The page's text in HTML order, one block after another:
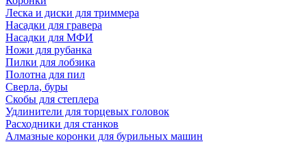
Леска и диски для триммера
Насадки для гравера
Насадки для МФИ
Ножи для рубанка
Пилки для лобзика
Полотна для пил
Сверла, буры
Скобы для степлера
Удлинители для торцевых головок
Расходники для станков
Алмазные коронки для бурильных машин